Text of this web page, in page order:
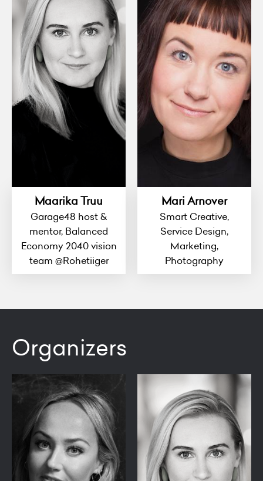
Maarika Truu
Garage48 host &
mentor, Balanced
Economy 2040 vision
team @Rohetiiger
Mari Arnover
Smart Creative,
Service Design,
Marketing,
Photography
Organizers